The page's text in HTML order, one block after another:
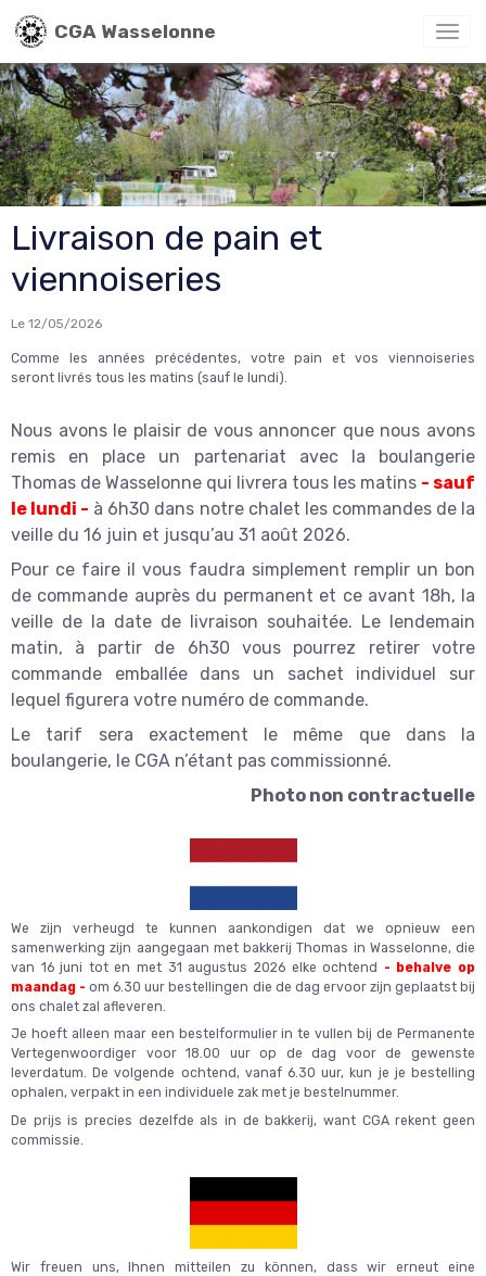
CGA Wasselonne
Livraison de pain et
viennoiseries
Le 12/05/2026
Comme les années précédentes, votre pain et vos viennoiseries
seront livrés tous les matins (sauf le lundi).
Nous avons le plaisir de vous annoncer que nous avons
remis en place un partenariat avec la boulangerie
Thomas de Wasselonne qui livrera tous les matins - sauf
le lundi - à 6h30 dans notre chalet les commandes de la
veille du 16 juin et jusqu’au 31 août 2026.
Pour ce faire il vous faudra simplement remplir un bon
de commande auprès du permanent et ce avant 18h, la
veille de la date de livraison souhaitée. Le lendemain
matin, à partir de 6h30 vous pourrez retirer votre
commande emballée dans un sachet individuel sur
lequel figurera votre numéro de commande.
Le tarif sera exactement le même que dans la
boulangerie, le CGA n’étant pas commissionné.
Photo non contractuelle
We zijn verheugd te kunnen aankondigen dat we opnieuw een
samenwerking zijn aangegaan met bakkerij Thomas in Wasselonne, die
van 16 juni tot en met 31 augustus 2026 elke ochtend - behalve op
maandag - om 6.30 uur bestellingen die de dag ervoor zijn geplaatst bij
ons chalet zal afleveren.
Je hoeft alleen maar een bestelformulier in te vullen bij de Permanente
Vertegenwoordiger voor 18.00 uur op de dag voor de gewenste
leverdatum. De volgende ochtend, vanaf 6.30 uur, kun je je bestelling
ophalen, verpakt in een individuele zak met je bestelnummer.
De prijs is precies dezelfde als in de bakkerij, want CGA rekent geen
commissie.
Wir freuen uns, Ihnen mitteilen zu können, dass wir erneut eine